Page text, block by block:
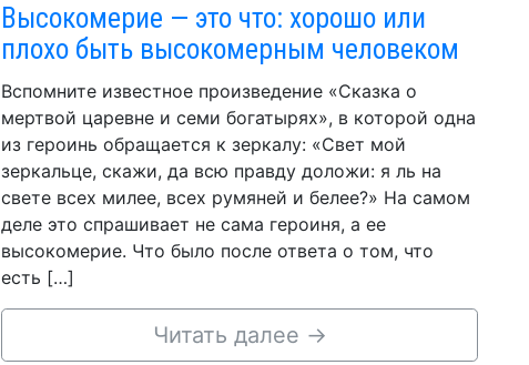
Высокомерие — это что: хорошо или
плохо быть высокомерным человеком
Вспомните известное произведение «Сказка о
мертвой царевне и семи богатырях», в которой одна
из героинь обращается к зеркалу: «Свет мой
зеркальце, скажи, да всю правду доложи: я ль на
свете всех милее, всех румяней и белее?» На самом
деле это спрашивает не сама героиня, а ее
высокомерие. Что было после ответа о том, что
есть […]
Читать далее →